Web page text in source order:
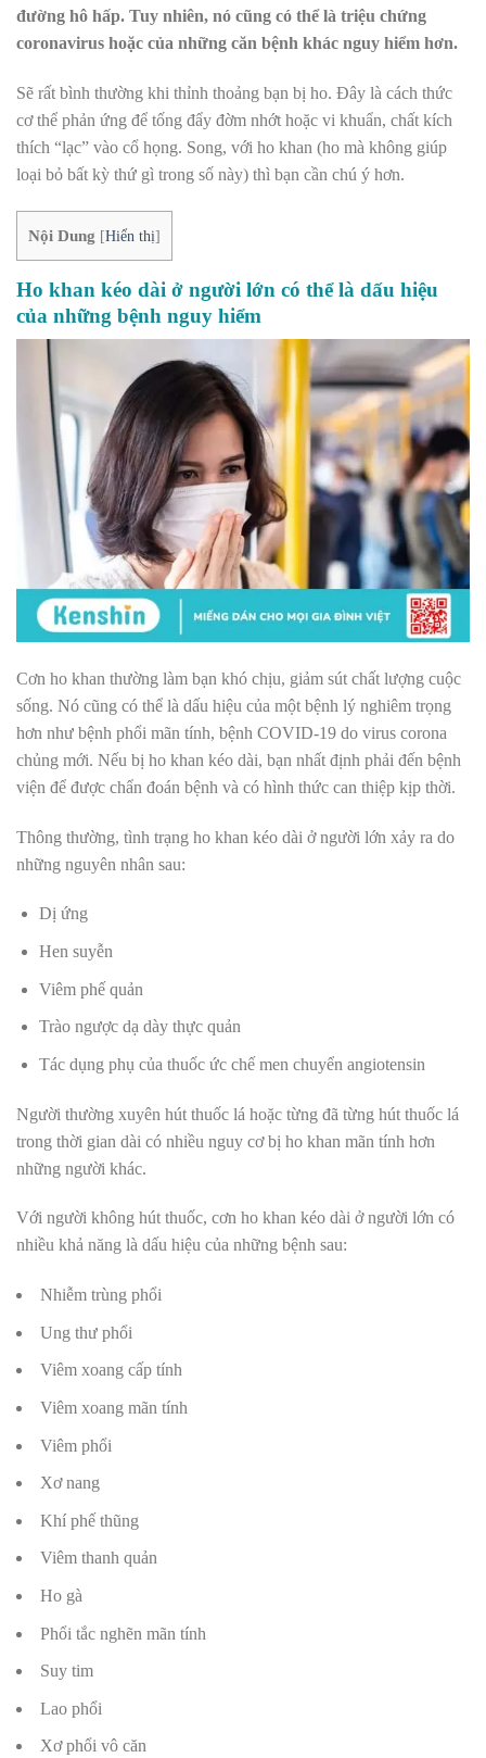
đường hô hấp. Tuy nhiên, nó cũng có thể là triệu chứng
coronavirus hoặc của những căn bệnh khác nguy hiểm hơn.
Sẽ rất bình thường khi thỉnh thoảng bạn bị ho. Đây là cách thức
cơ thể phản ứng để tống đẩy đờm nhớt hoặc vi khuẩn, chất kích
thích “lạc” vào cổ họng. Song, với ho khan (ho mà không giúp
loại bỏ bất kỳ thứ gì trong số này) thì bạn cần chú ý hơn.
Nội Dung [Hiển thị]
Ho khan kéo dài ở người lớn có thể là dấu hiệu
của những bệnh nguy hiểm
Cơn ho khan thường làm bạn khó chịu, giảm sút chất lượng cuộc
sống. Nó cũng có thể là dấu hiệu của một bệnh lý nghiêm trọng
hơn như bệnh phổi mãn tính, bệnh COVID-19 do virus corona
chủng mới. Nếu bị ho khan kéo dài, bạn nhất định phải đến bệnh
viện để được chẩn đoán bệnh và có hình thức can thiệp kịp thời.
Thông thường, tình trạng ho khan kéo dài ở người lớn xảy ra do
những nguyên nhân sau:
Dị ứng
Hen suyễn
Viêm phế quản
Trào ngược dạ dày thực quản
Tác dụng phụ của thuốc ức chế men chuyển angiotensin
Người thường xuyên hút thuốc lá hoặc từng đã từng hút thuốc lá
trong thời gian dài có nhiều nguy cơ bị ho khan mãn tính hơn
những người khác.
Với người không hút thuốc, cơn ho khan kéo dài ở người lớn có
nhiều khả năng là dấu hiệu của những bệnh sau:
Nhiễm trùng phổi
Ung thư phổi
Viêm xoang cấp tính
Viêm xoang mãn tính
Viêm phổi
Xơ nang
Khí phế thũng
Viêm thanh quản
Ho gà
Phổi tắc nghẽn mãn tính
Suy tim
Lao phổi
Xơ phổi vô căn